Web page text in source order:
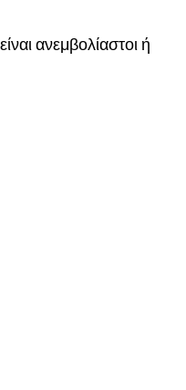
ανεμβολίαστοι ή